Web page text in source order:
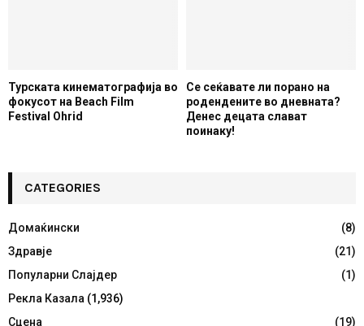
Турската кинематографија во
фокусот на Beach Film
Festival Ohrid
Се сеќавате ли порано на
родендените во дневната?
Денес децата слават
поинаку!
CATEGORIES
Домаќински
(8)
Здравје
(21)
Популарни Слајдер
(1)
Рекла Казала (1,936)
Сцена
(19)